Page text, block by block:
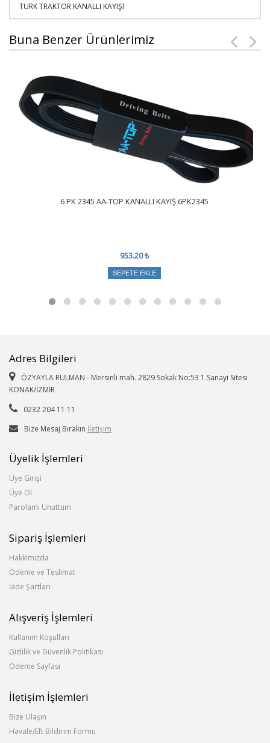
TURK TRAKTOR KANALLI KAYIŞI
Buna Benzer Ürünlerimiz
6 PK 2345 AA-TOP KANALLI KAYIŞ 6PK2345
953.20 ₺
SEPETE EKLE
Adres Bilgileri
ÖZYAYLA RULMAN - Mersinli mah. 2829 Sokak No:53 1.Sanayi Sitesi
KONAK/İZMİR
0232 204 11 11
Bize Mesaj Bırakın İletişim
Üyelik İşlemleri
Üye Girişi
Üye Ol
Parolamı Unuttum
Sipariş İşlemleri
Hakkımızda
Ödeme ve Teslimat
İade Şartları
Alışveriş İşlemleri
Kullanım Koşulları
Gizlilik ve Güvenlik Politikası
Ödeme Sayfası
İletişim İşlemleri
Bize Ulaşın
Havale/Eft Bildirim Formu